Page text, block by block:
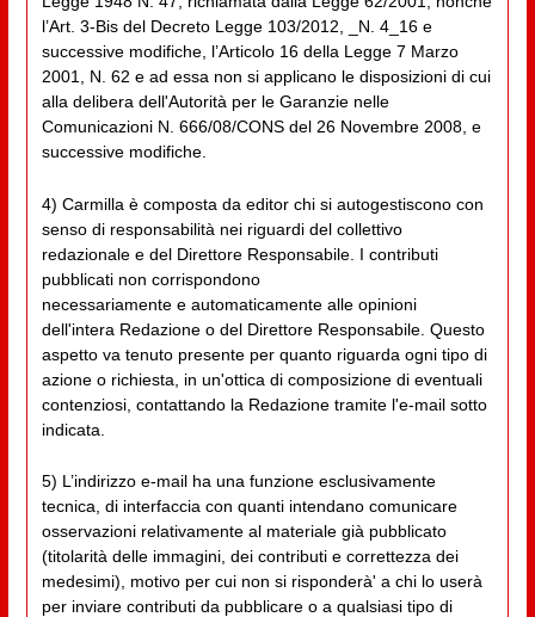
l’Art. 3-Bis del Decreto Legge 103/2012, _N. 4_16 e
successive modifiche, l’Articolo 16 della Legge 7 Marzo
2001, N. 62 e ad essa non si applicano le disposizioni di cui
alla delibera dell'Autorità per le Garanzie nelle
Comunicazioni N. 666/08/CONS del 26 Novembre 2008, e
successive modifiche.
4) Carmilla è composta da editor chi si autogestiscono con
senso di responsabilità nei riguardi del collettivo
redazionale e del Direttore Responsabile. I contributi
pubblicati non corrispondono
necessariamente e automaticamente alle opinioni
dell'intera Redazione o del Direttore Responsabile. Questo
aspetto va tenuto presente per quanto riguarda ogni tipo di
azione o richiesta, in un'ottica di composizione di eventuali
contenziosi, contattando la Redazione tramite l'e-mail sotto
indicata.
5) L’indirizzo e-mail ha una funzione esclusivamente
tecnica, di interfaccia con quanti intendano comunicare
osservazioni relativamente al materiale già pubblicato
(titolarità delle immagini, dei contributi e correttezza dei
medesimi), motivo per cui non si risponderà' a chi lo userà
per inviare contributi da pubblicare o a qualsiasi tipo di